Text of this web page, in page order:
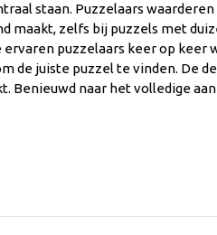
staan. Puzzelaars
maakt, zelfs bij puzzels met
puzzelaars keer op keer
de juiste puzzel te vinden. De
naar het volledige